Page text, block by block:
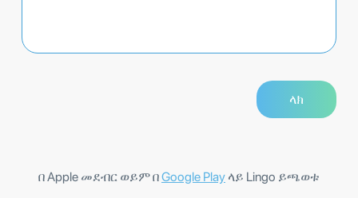
በ Apple መደብር ወይም በGoogle Play ላይ Lingo ይጫወቱ